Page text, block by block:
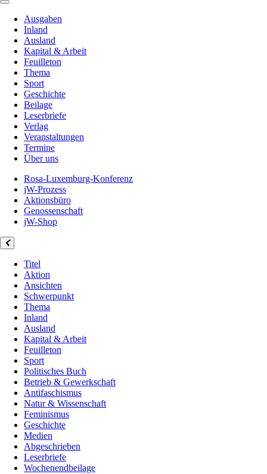
Ausgaben
Inland
Ausland
Kapital & Arbeit
Feuilleton
Thema
Sport
Geschichte
Beilage
Leserbriefe
Verlag
Veranstaltungen
Termine
Über uns
Rosa-Luxemburg-Konferenz
jW-Prozess
Aktionsbüro
Genossenschaft
jW-Shop
Titel
Aktion
Ansichten
Schwerpunkt
Thema
Inland
Ausland
Kapital & Arbeit
Feuilleton
Sport
Politisches Buch
Betrieb & Gewerkschaft
Antifaschismus
Natur & Wissenschaft
Feminismus
Geschichte
Medien
Abgeschrieben
Leserbriefe
Wochenendbeilage